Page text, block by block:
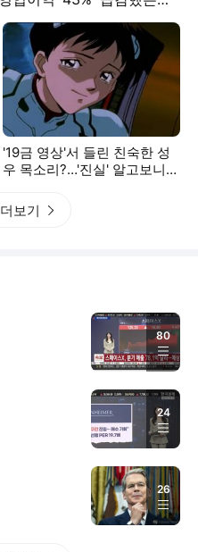
'19금 영상'서 들린 친숙한 성
우 목소리?…'진실' 알고보니
더보기
80
24
26